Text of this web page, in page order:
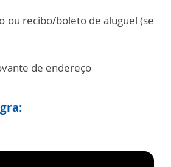
ou recibo/boleto de aluguel (se
de endereço